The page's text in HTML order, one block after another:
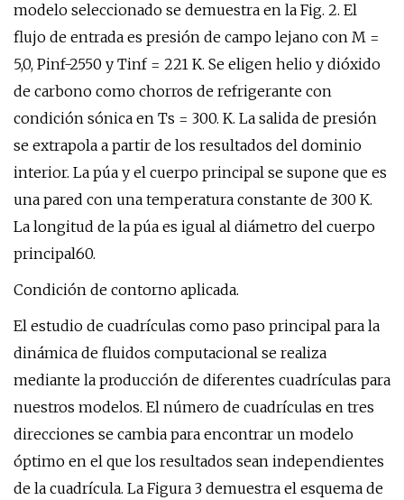
modelo seleccionado se demuestra en la Fig. 2. El
flujo de entrada es presión de campo lejano con M =
5,0, Pinf-2550 y Tinf = 221 K. Se eligen helio y dióxido
de carbono como chorros de refrigerante con
condición sónica en Ts = 300. K. La salida de presión
se extrapola a partir de los resultados del dominio
interior. La púa y el cuerpo principal se supone que es
una pared con una temperatura constante de 300 K.
La longitud de la púa es igual al diámetro del cuerpo
principal60.
Condición de contorno aplicada.
El estudio de cuadrículas como paso principal para la
dinámica de fluidos computacional se realiza
mediante la producción de diferentes cuadrículas para
nuestros modelos. El número de cuadrículas en tres
direcciones se cambia para encontrar un modelo
óptimo en el que los resultados sean independientes
de la cuadrícula. La Figura 3 demuestra el esquema de